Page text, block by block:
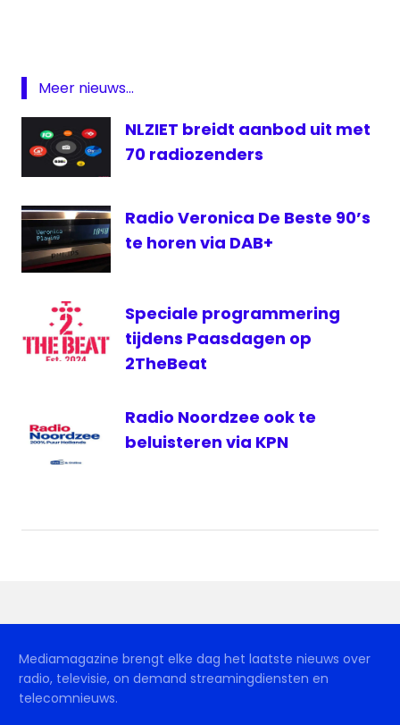
Nijkerk
pilot
Radio
uitzendingen
Wageningen
Meer nieuws...
NLZIET breidt aanbod uit met
70 radiozenders
Radio Veronica De Beste 90’s
te horen via DAB+
Speciale programmering
tijdens Paasdagen op
2TheBeat
Radio Noordzee ook te
beluisteren via KPN
Mediamagazine brengt elke dag het laatste nieuws over
radio, televisie, on demand streamingdiensten en
telecomnieuws.